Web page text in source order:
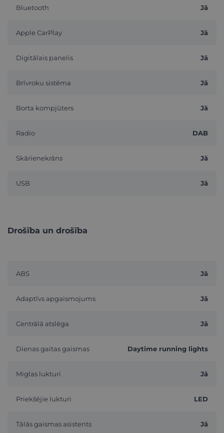
Bluetooth Jā
Apple CarPlay Jā
Digitālais panelis Jā
Brīvroku sistēma Jā
Borta kompjūters Jā
Radio DAB
Skārienekrāns Jā
USB Jā
Drošība un drošība
ABS Jā
Adaptīvs apgaismojums Jā
Centrālā atslēga Jā
Dienas gaitas gaismas Daytime running lights
Miglas lukturi Jā
Priekšējie lukturi LED
Tālās gaismas asistents Jā